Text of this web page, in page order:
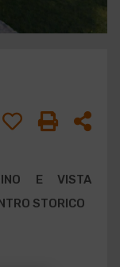
E VISTA
STORICO